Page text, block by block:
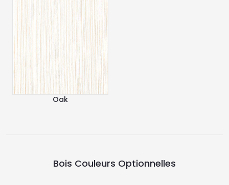
Oak
Bois Couleurs Optionnelles